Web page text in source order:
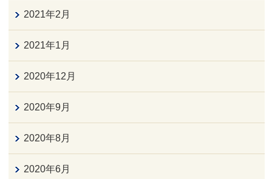
2021年2月
2021年1月
2020年12月
2020年9月
2020年8月
2020年6月